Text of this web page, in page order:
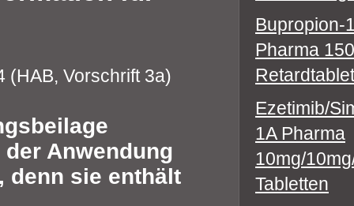
(HAB, Vorschrift 3a)
Anwendung
denn sie enthält
Bupropion-
Pharma
Ezetimib/
1A Pharma
10mg/
Tabletten